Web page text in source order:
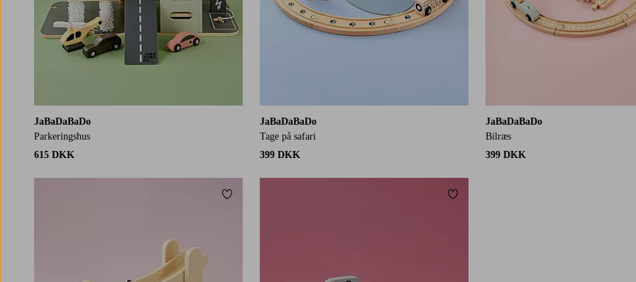
JaBaDaBaDo
Parkeringshus
615 DKK
JaBaDaBaDo
Tage på safari
399 DKK
JaBaDaBaDo
Bilræs
399 DKK
Tilføj til favoritter Tilføj til favoritter